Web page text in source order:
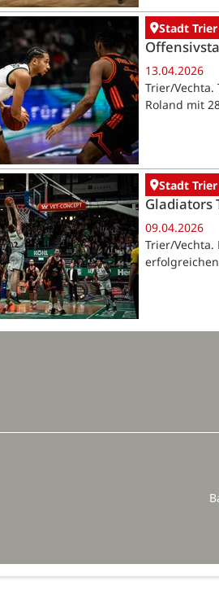
Stadt Trier
13.04.2026
Trier/
Roland mit
Stadt Trier
Gladiators
09.04.2026
Trier/Vechta.